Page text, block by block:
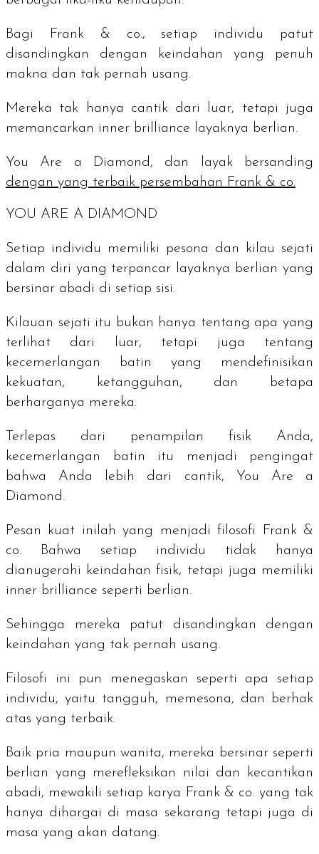
Bagi Frank & co., setiap individu patut
disandingkan dengan keindahan yang penuh
makna dan tak pernah usang.
Mereka tak hanya cantik dari luar, tetapi juga
memancarkan inner brilliance layaknya berlian.
You Are a Diamond, dan layak bersanding
dengan yang terbaik persembahan Frank & co.
YOU ARE A DIAMOND
Setiap individu memiliki pesona dan kilau sejati
dalam diri yang terpancar layaknya berlian yang
bersinar abadi di setiap sisi.
Kilauan sejati itu bukan hanya tentang apa yang
terlihat dari luar, tetapi juga tentang
kecemerlangan batin yang mendefinisikan
kekuatan, ketangguhan, dan betapa
berharganya mereka.
Terlepas dari penampilan fisik Anda,
kecemerlangan batin itu menjadi pengingat
bahwa Anda lebih dari cantik, You Are a
Diamond .
Pesan kuat inilah yang menjadi filosofi Frank &
co. Bahwa setiap individu tidak hanya
dianugerahi keindahan fisik, tetapi juga memiliki
inner brilliance seperti berlian.
Sehingga mereka patut disandingkan dengan
keindahan yang tak pernah usang.
Filosofi ini pun menegaskan seperti apa setiap
individu, yaitu tangguh, memesona, dan berhak
atas yang terbaik.
Baik pria maupun wanita, mereka bersinar seperti
berlian yang merefleksikan nilai dan kecantikan
abadi, mewakili setiap karya Frank & co. yang tak
hanya dihargai di masa sekarang tetapi juga di
masa yang akan datang.